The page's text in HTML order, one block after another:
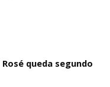
queda segundo